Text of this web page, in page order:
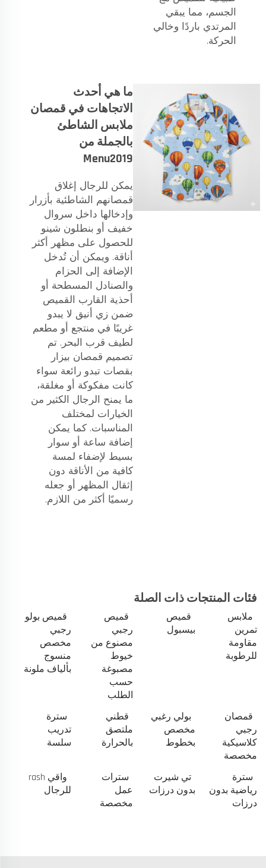
الجسم، مما يبقي
المرتدي باردًا وخالي
الحركة.
ما هي أحدث
الاتجاهات في قمصان
ملابس الشاطئ
بالجملة من
Menu2019
يمكن للرجال إغلاق
قمصانهم الشاطئية بأزرار
وإدخالها داخل سروال
خفيف أو بنطلون شينو
للحصول على مظهر أكثر
أناقة. ويمكن أن تُدخل
الإضافة إلى الحزام
والصنادل المسطحة أو
أحذية القارب القميص
ضمن زي أنيق لا يبدو
غريبًا في منتجع أو مطعم
لطيف قرب البحر. تم
تصميم قمصان بيزار
بقصات تبدو رائعة سواء
كانت مفكوكة أو مغلقة،
ما يمنح الرجال الكثير من
الخيارات لمختلف
المناسبات. كما يمكن
إضافة ساعة أو سوار
بسيط لإضفاء لمسة
كافية من الأناقة دون
إثقال المظهر أو جعله
رسميًا أكثر من اللازم.
فئات المنتجات ذات الصلة
ملابس
تمرين
مقاومة
للرطوبة
قميص
بيسبول
قميص
رجبي
مصنوع من
خيوط
مصبوغة
حسب
الطلب
قميص بولو
رجبي
مخصص
منسوج
بألياف ملونة
قمصان
رجبي
كلاسيكية
مخصصة
بولي رغبي
مخصص
بخطوط
قطني
ملتصق
بالحرارة
سترة
تدريب
سلسة
سترة
رياضية بدون
درزات
تي شيرت
بدون درزات
سترات
عمل
مخصصة
واقي rash
للرجال